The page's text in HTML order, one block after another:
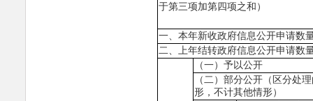
于第三项加第四项之和）
一、本年新收政府信息公开申请数
二、上年结转政府信息公开申请数
（一）予以公开
（二）部分公开（区分处
形，不计其他情形）